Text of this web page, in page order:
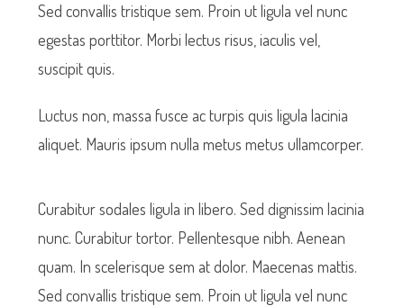
Sed convallis tristique sem. Proin ut ligula vel nunc
egestas porttitor. Morbi lectus risus, iaculis vel,
suscipit quis.
Luctus non, massa fusce ac turpis quis ligula lacinia
aliquet. Mauris ipsum nulla metus metus ullamcorper.
Curabitur sodales ligula in libero. Sed dignissim lacinia
nunc. Curabitur tortor. Pellentesque nibh. Aenean
quam. In scelerisque sem at dolor. Maecenas mattis.
Sed convallis tristique sem. Proin ut ligula vel nunc